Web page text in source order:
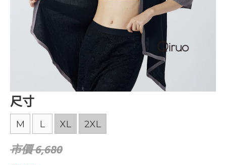
尺寸
M L XL 2XL
市價 6,680